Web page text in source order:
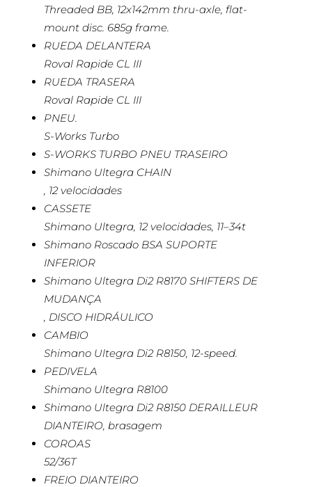
Threaded BB, 12x142mm thru-axle, flat-
mount disc. 685g frame.
RUEDA DELANTERA
Roval Rapide CL III
RUEDA TRASERA
Roval Rapide CL III
PNEU.
S-Works Turbo
S-WORKS TURBO PNEU TRASEIRO
Shimano Ultegra CHAIN
, 12 velocidades
CASSETE
Shimano Ultegra, 12 velocidades, 11–34t
Shimano Roscado BSA SUPORTE
INFERIOR
Shimano Ultegra Di2 R8170 SHIFTERS DE
MUDANÇA
, DISCO HIDRÁULICO
CAMBIO
Shimano Ultegra Di2 R8150, 12-speed.
PEDIVELA
Shimano Ultegra R8100
Shimano Ultegra Di2 R8150 DERAILLEUR
DIANTEIRO, brasagem
COROAS
52/36T
FREIO DIANTEIRO